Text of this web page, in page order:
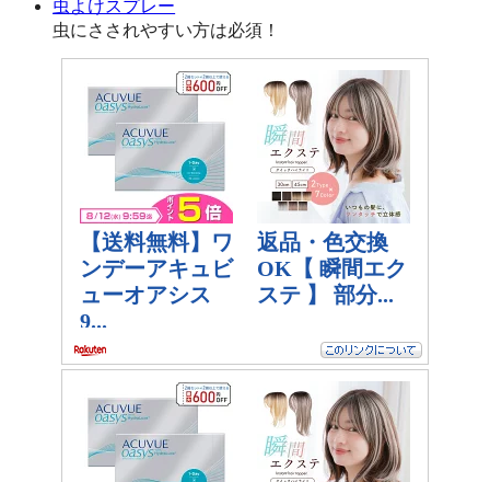
虫よけスプレー
虫にさされやすい方は必須！